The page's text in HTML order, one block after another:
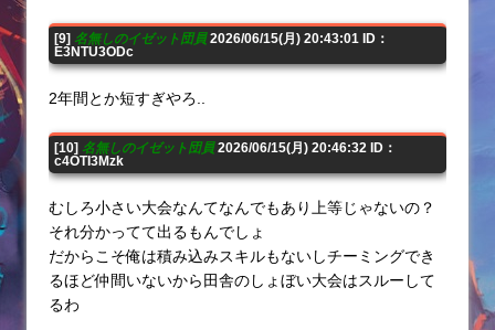
[9] 名無しのイゼット団員2026/06/15(月) 20:43:01 ID：
E3NTU3ODc
2年間とか短すぎやろ..
[10] 名無しのイゼット団員2026/06/15(月) 20:46:32 ID：
c4OTI3Mzk
むしろ小さい大会なんてなんでもあり上等じゃないの？
それ分かってて出るもんでしょ
だからこそ俺は積み込みスキルもないしチーミングでき
るほど仲間いないから田舎のしょぼい大会はスルーして
るわ